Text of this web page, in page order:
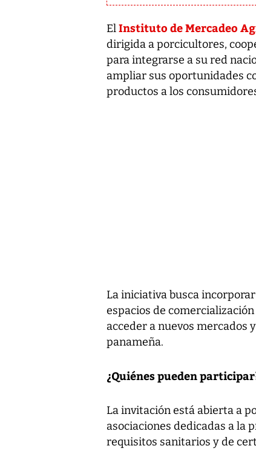
ElInstituto de Mercadeo
dirigida a porcicultores,
para integrarse a su red
ampliar sus oportunidades
productos a los
La iniciativa busca
espacios de
acceder a nuevos mercados
panameña.
¿Quiénes pueden
La invitación está abierta a
asociaciones dedicadas a la
requisitos sanitarios y de